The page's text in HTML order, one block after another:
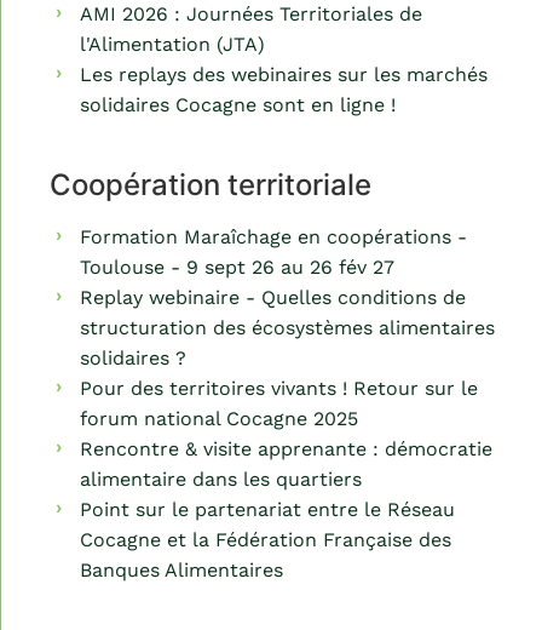
AMI 2026 : Journées Territoriales de
l'Alimentation (JTA)
Les replays des webinaires sur les marchés
solidaires Cocagne sont en ligne !
Coopération territoriale
Formation Maraîchage en coopérations -
Toulouse - 9 sept 26 au 26 fév 27
Replay webinaire - Quelles conditions de
structuration des écosystèmes alimentaires
solidaires ?
Pour des territoires vivants ! Retour sur le
forum national Cocagne 2025
Rencontre & visite apprenante : démocratie
alimentaire dans les quartiers
Point sur le partenariat entre le Réseau
Cocagne et la Fédération Française des
Banques Alimentaires